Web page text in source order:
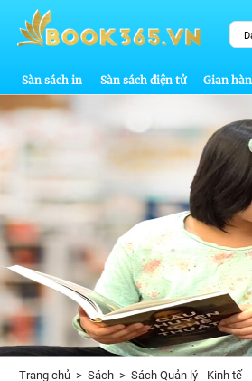
Sàn sách in Sàn sách điện tử Gian
Trang chủ> Sách> Sách Quản lý - Kinh tế